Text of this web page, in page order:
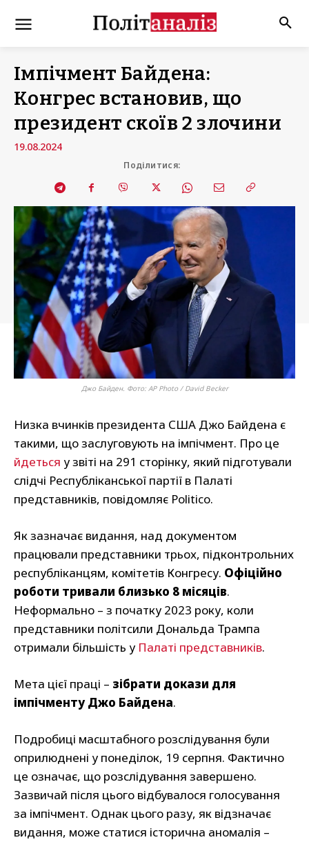
Імпічмент Байдена:
Конгрес встановив, що
президент скоїв 2 злочини
19.08.2024
Поділитися:
Джо Байден. Фото: AP Photo / David Becker
Низка вчинків президента США Джо Байдена є
такими, що заслуговують на імпічмент. Про це
йдеться у звіті на 291 сторінку, який підготували
слідчі Республіканської партії в Палаті
представників, повідомляє Politico.
Як зазначає видання, над документом
працювали представники трьох, підконтрольних
республіканцям, комітетів Конгресу. Офіційно
роботи тривали близько 8 місяців.
Неформально – з початку 2023 року, коли
представники політсили Дональда Трампа
отримали більшість у Палаті представників.
Мета цієї праці – зібрати докази для
імпічменту Джо Байдена.
Подробиці масштабного розслідування були
оприлюднені у понеділок, 19 серпня. Фактично
це означає, що розслідування завершено.
Зазвичай після цього відбувалося голосування
за імпічмент. Однак цього разу, як відзначає
видання, може статися історична аномалія –